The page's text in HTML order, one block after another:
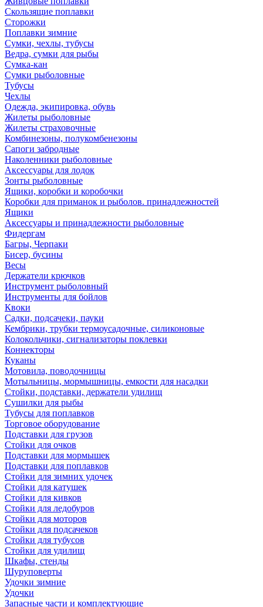
Скользящие поплавки
Сторожки
Поплавки зимние
Сумки, чехлы, тубусы
Ведра, сумки для рыбы
Сумка-кан
Сумки рыболовные
Тубусы
Чехлы
Одежда, экипировка, обувь
Жилеты рыболовные
Жилеты страховочные
Комбинезоны, полукомбенезоны
Сапоги забродные
Наколенники рыболовные
Аксессуары для лодок
Зонты рыболовные
Ящики, коробки и коробочки
Коробки для приманок и рыболов. принадлежностей
Ящики
Аксессуары и принадлежности рыболовные
Фидергам
Багры, Черпаки
Бисер, бусины
Весы
Держатели крючков
Инструмент рыболовный
Инструменты для бойлов
Квоки
Садки, подсачеки, пауки
Кембрики, трубки термоусадочные, силиконовые
Колокольчики, сигнализаторы поклевки
Коннекторы
Куканы
Мотовила, поводочницы
Мотыльницы, мормышницы, емкости для насадки
Стойки, подставки, держатели удилищ
Сушилки для рыбы
Тубусы для поплавков
Торговое оборудование
Подставки для грузов
Стойки для очков
Подставки для мормышек
Подставки для поплавков
Стойки для зимних удочек
Стойки для катушек
Стойки для кивков
Стойки для ледобуров
Стойки для моторов
Стойки для подсачеков
Стойки для тубусов
Стойки для удилищ
Шкафы, стенды
Шуруповерты
Удочки зимние
Удочки
Запасные части и комплектующие